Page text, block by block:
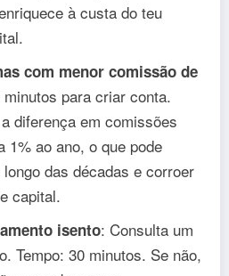
à custa do teu
com menor comissão de
para criar conta.
diferença em comissões
1% ao ano, o que pode
das décadas e corroer
capital.
isento: Consulta um
Tempo: 30 minutos. Se não,